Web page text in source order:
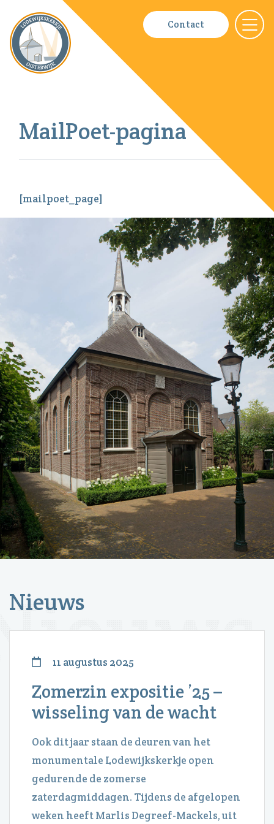
Contact
MailPoet-pagina
[mailpoet_page]
Nieuws
11 augustus 2025
Zomerzin expositie ’25 –
wisseling van de wacht
Ook dit jaar staan de deuren van het
monumentale Lodewijkskerkje open
gedurende de zomerse
zaterdagmiddagen. Tijdens de afgelopen
weken heeft Marlis Degreef-Mackels, uit